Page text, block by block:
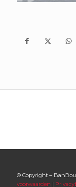
© Copyright –
voorwaarden |